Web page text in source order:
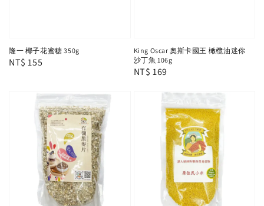
隆一 椰子花蜜糖 350g
Regular
NT$ 155
King Oscar 奧斯卡國王 橄欖油迷你
沙丁魚 106g
Regular
NT$ 169